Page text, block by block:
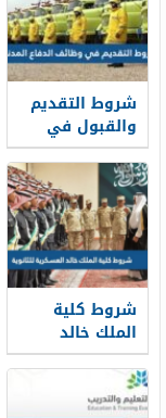
شروط التقديم
والقبول في
وظائف الدفاع
المدني 1448
شروط كلية
الملك خالد
العسكرية
للثانوية 1448